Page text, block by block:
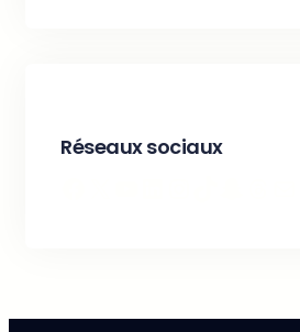
Réseaux sociaux